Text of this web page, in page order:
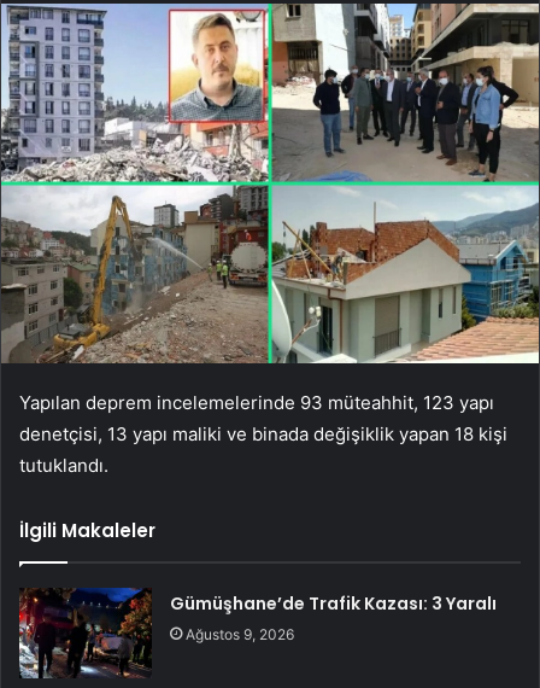
Yapılan deprem incelemelerinde 93 müteahhit, 123 yapı
denetçisi, 13 yapı maliki ve binada değişiklik yapan 18 kişi
tutuklandı.
İlgili Makaleler
Gümüşhane’de Trafik Kazası: 3 Yaralı
Ağustos 9, 2026